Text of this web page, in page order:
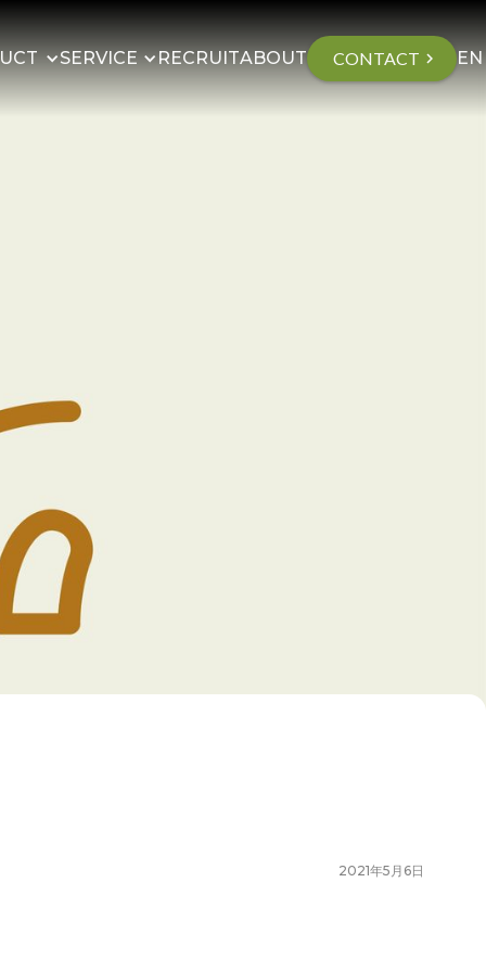
SERVICE RECRUITABOUT CONTACT chevron_right EN
2021年5 月 6日